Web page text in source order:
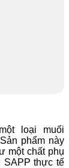
loại muối
phẩm này
một chất phụ
SAPP thực tế